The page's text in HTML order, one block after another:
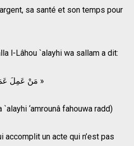
sa santé et son temps pour
l-Lâhou `alayhi wa sallam a dit:
« مَنْ عَمِلَ عَمَلاً لَيْسَ عَلَيْهِ أَمْرُنا فَهُوَ رَدٌّ »
‘amrounâ fahouwa radd)
accomplit un acte qui n’est pas